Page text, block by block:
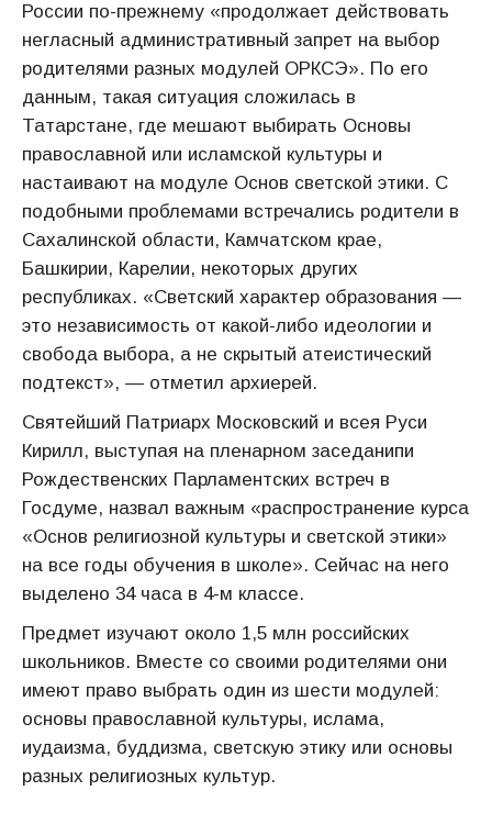
России по-прежнему «продолжает действовать
негласный административный запрет на выбор
родителями разных модулей ОРКСЭ». По его
данным, такая ситуация сложилась в
Татарстане, где мешают выбирать Основы
православной или исламской культуры и
настаивают на модуле Основ светской этики. С
подобными проблемами встречались родители в
Сахалинской области, Камчатском крае,
Башкирии, Карелии, некоторых других
республиках. «Светский характер образования —
это независимость от какой-либо идеологии и
свобода выбора, а не скрытый атеистический
подтекст», — отметил архиерей.
Святейший Патриарх Московский и всея Руси
Кирилл, выступая на пленарном заседанипи
Рождественских Парламентских встреч в
Госдуме, назвал важным «распространение курса
«Основ религиозной культуры и светской этики»
на все годы обучения в школе». Сейчас на него
выделено 34 часа в 4-м классе.
Предмет изучают около 1,5 млн российских
школьников. Вместе со своими родителями они
имеют право выбрать один из шести модулей:
основы православной культуры, ислама,
иудаизма, буддизма, светскую этику или основы
разных религиозных культур.